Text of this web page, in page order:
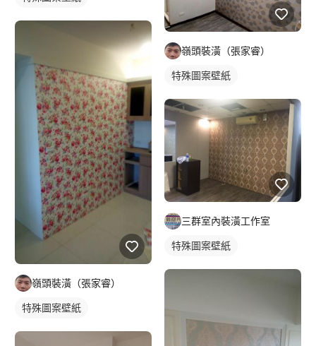
嶺頭裝潢（張家睿）
特殊圖案壁紙
嶺頭裝潢（張家睿）
特殊圖案壁紙
三群室內裝潢工作室
特殊圖案壁紙